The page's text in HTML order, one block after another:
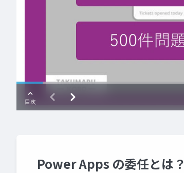
Power Apps の委任とは？